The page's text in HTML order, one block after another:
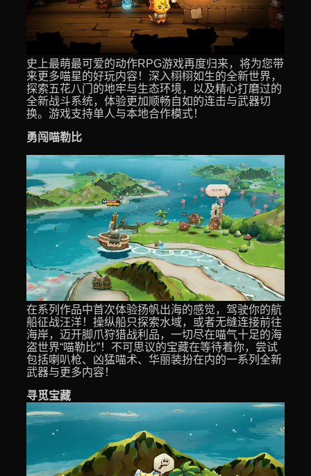
史上最萌最可爱的动作RPG游戏再度归来，将为您带
来更多喵星的好玩内容！深入栩栩如生的全新世界，
探索五花八门的地牢与生态环境，以及精心打磨过的
全新战斗系统，体验更加顺畅自如的连击与武器切
换。游戏支持单人与本地合作模式！
勇闯喵勒比
在系列作品中首次体验扬帆出海的感觉，驾驶你的航
船征战汪洋！操纵船只探索水域，或者无缝连接前往
海岸，迈开脚爪狩猎战利品，一切尽在喵气十足的海
盗世界“喵勒比”！不可思议的宝藏在等待着你，尝试
包括喇叭枪、凶猛喵术、华丽装扮在内的一系列全新
武器与更多内容！
寻觅宝藏